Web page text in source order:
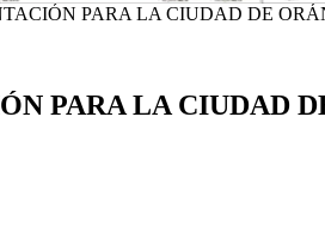
PARA LA CIUDAD DE
PARA LA CIUDAD